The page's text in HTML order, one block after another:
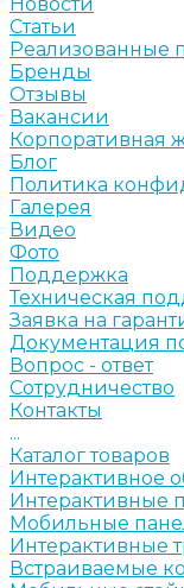
Статьи
Реализованные
Бренды
Отзывы
Вакансии
Корпоративная
Блог
Политика
Галерея
Видео
Фото
Поддержка
Техническая
Заявка на
Документация
Вопрос - ответ
Сотрудничество
Контакты
...
Каталог товаров
Интерактивное
Интерактивные
Мобильные
Интерактивные
Встраиваемые